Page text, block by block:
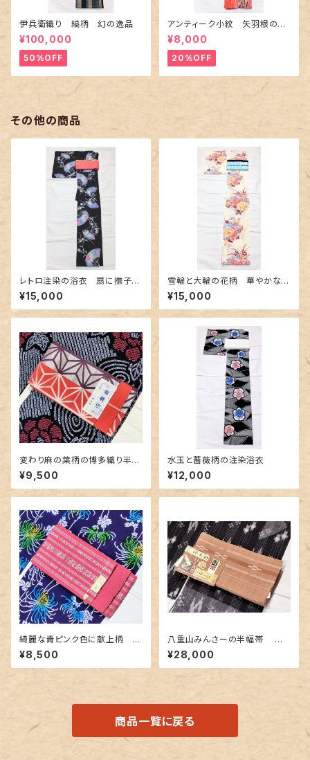
伊兵衛織り 縞柄 幻の逸品
¥100,000
50%OFF
アンティーク小紋 矢羽根の地
紋に短冊柄 裄６６cm
¥8,000
20%OFF
その他の商品
レトロ注染の浴衣 扇に撫子〜
カラフルなぼかし～
¥15,000
雪輪と大輪の花柄 華やかな浴
衣
¥15,000
変わり麻の葉柄の博多織り半幅
帯 未使用品
¥9,500
水玉と薔薇柄の注染浴衣
¥12,000
綺麗な青ピンク色に献上柄 博
多織の半幅帯
¥8,500
八重山みんさーの半幅帯 ヒ
ルギ、椎、あかね染め 淡い薄茶
色 証紙つき
¥28,000
商品一覧に戻る